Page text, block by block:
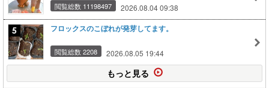
閲覧総数 11198497 2026.08.04 09:38
フロックスのこぼれが発芽してます。
閲覧総数 2208 2026.08.05 19:44
もっと見る